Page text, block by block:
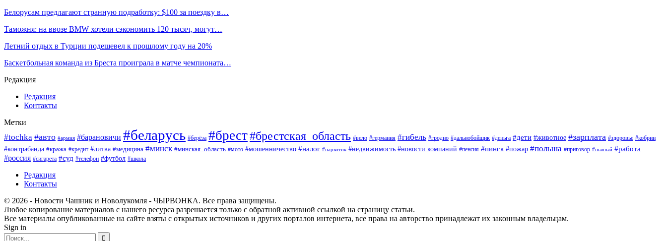
Белорусам предлагают странную подработку: $100 за поездку в…
Таможня: на ввозе BMW хотели сэкономить 120 тысяч, могут…
Летний отдых в Турции подешевел к прошлому году на 20%
Баскетбольная команда из Бреста проиграла в матче чемпионата…
Редакция
Редакция
Контакты
Метки
#tochka #авто #армия #барановичи #беларусь #берёза #брест#брестская_область #вело #германия #гибель #гродно #дальнобойщик #деньга #дети #животное #зарплата #здоровье #кобрин
#контрабанда #кража #кредит #литва #медицина #минск #минская_область #мото #мошенничество #налог #наркотик #недвижимость #новости компаний #пенсия #пинск #пожар #польша #приговор #пьяный #работа
#россия #сигарета #суд #телефон #футбол #школа
Редакция
Контакты
© 2026 - Новости Чашник и Новолукомля - ЧЫРВОНКА. Все права защищены.
Любое копирование материалов с нашего ресурса разрешается только с обратной активной ссылкой на страницу статьи.
Все материалы опубликованные на сайте взяты с открытых источников и других порталов интернета, все права на авторство принадлежат их законным владельцам.
Sign in